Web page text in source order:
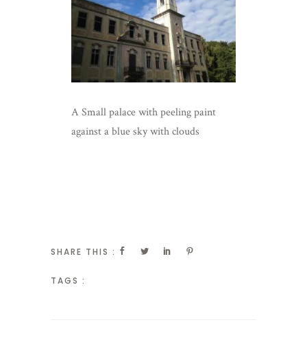
A Small palace with peeling paint
against a blue sky with clouds
SHARE THIS :
TAGS :